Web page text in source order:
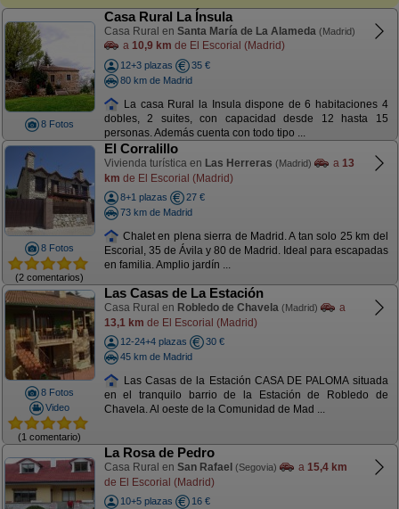
8 Fotos
Casa Rural La Ínsula
Casa Rural en Santa María de La Alameda (Madrid)
a 10,9 km de El Escorial (Madrid)
12+3 plazas
35 €
80 km de Madrid
La casa Rural la Insula dispone de 6 habitaciones 4
dobles, 2 suites, con capacidad desde 12 hasta 15
personas. Además cuenta con todo tipo ...
8 Fotos
(2 comentarios)
El Corralillo
Vivienda turística en Las Herreras (Madrid) a 13
km de El Escorial (Madrid)
8+1 plazas
27 €
73 km de Madrid
Chalet en plena sierra de Madrid. A tan solo 25 km del
Escorial, 35 de Ávila y 80 de Madrid. Ideal para escapadas
en familia. Amplio jardín ...
8 Fotos
Video
(1 comentario)
Las Casas de La Estación
Casa Rural en Robledo de Chavela (Madrid)
a
13,1 km de El Escorial (Madrid)
12-24+4 plazas
30 €
45 km de Madrid
Las Casas de la Estación CASA DE PALOMA situada
en el tranquilo barrio de la Estación de Robledo de
Chavela. Al oeste de la Comunidad de Mad ...
La Rosa de Pedro
Casa Rural en San Rafael (Segovia) a 15,4 km
de El Escorial (Madrid)
10+5 plazas
16 €